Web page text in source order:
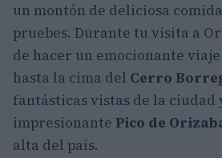
un montón de deliciosa
pruebes. Durante tu visita a
de hacer un emocionante
hasta la cima del Cerro
fantásticas vistas de la ciudad
impresionante Pico de
alta del país.